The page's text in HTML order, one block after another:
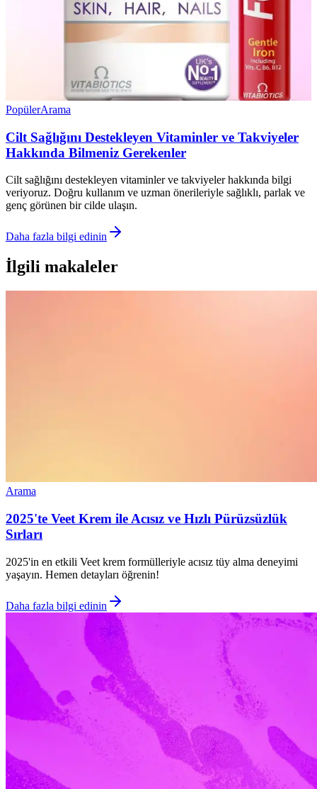
PopülerArama
Cilt Sağlığını Destekleyen Vitaminler ve Takviyeler
Hakkında Bilmeniz Gerekenler
Cilt sağlığını destekleyen vitaminler ve takviyeler hakkında bilgi
veriyoruz. Doğru kullanım ve uzman önerileriyle sağlıklı, parlak ve
genç görünen bir cilde ulaşın.
Daha fazla bilgi edinin
İlgili makaleler
Arama
2025'te Veet Krem ile Acısız ve Hızlı Pürüzsüzlük
Sırları
2025'in en etkili Veet krem formülleriyle acısız tüy alma deneyimi
yaşayın. Hemen detayları öğrenin!
Daha fazla bilgi edinin